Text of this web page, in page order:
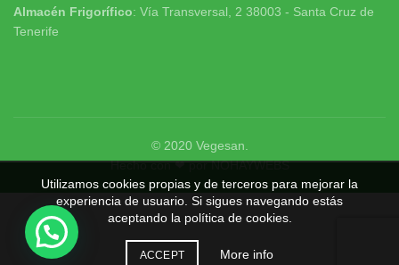
Almacén Frigorífico: Vía Transversal, 2 38003 - Santa Cruz de
Tenerife
© 2020 Vegesan
Hecho con ❤ porNOHAYWEBS
Utilizamos cookies propias y de terceros para mejorar la
experiencia de usuario. Si sigues navegando estás
aceptando la política de cookies.
ACCEPT More info